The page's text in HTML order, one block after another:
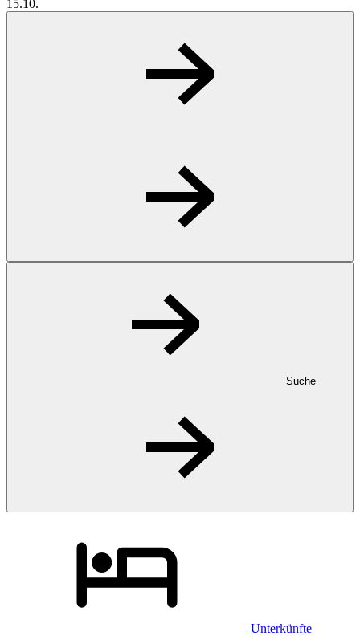
15.10.
Suche
Unterkünfte